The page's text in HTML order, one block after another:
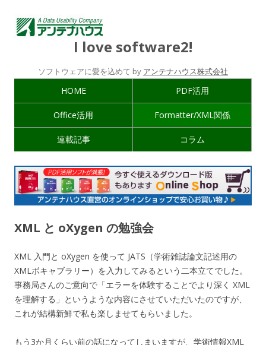
I love software2!
ソフトウェアに愛を込めて by アンテナハウス株式会社
HOME PDF活用
Office活用 Formatter/XML関係
連載記事 コラム
XML と oXygen の勉強会
XML 入門と oXygen を使って JATS（学術雑誌論文記述用の
XMLボキャブラリー）を入力してみるという二本立てでした。
事務局さんのご意向で「エラーを体験することでより深く XML
を理解する」というような内容にさせていただいたのですが、
これが結構新鮮で私も楽しませてもらいました。
もう3か月くらい前の話になってしまいますが、学術情報XML